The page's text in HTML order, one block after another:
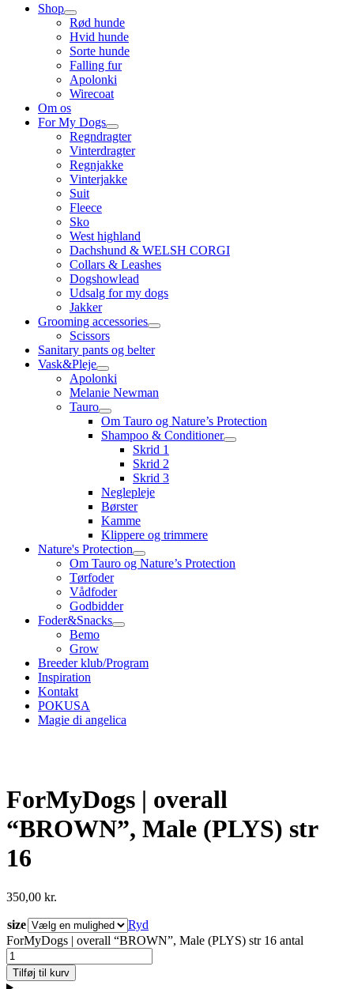
Shop
Rød hunde
Hvid hunde
Sorte hunde
Falling fur
Apolonki
Wirecoat
Om os
For My Dogs
Regndragter
Vinterdragter
Regnjakke
Vinterjakke
Suit
Fleece
Sko
West highland
Dachshund & WELSH CORGI
Collars & Leashes
Dogshowlead
Udsalg for my dogs
Jakker
Grooming accessories
Scissors
Sanitary pants og belter
Vask&Pleje
Apolonki
Melanie Newman
Tauro
Om Tauro og Nature’s Protection
Shampoo & Conditioner
Skrid 1
Skrid 2
Skrid 3
Neglepleje
Børster
Kamme
Klippere og trimmere
Nature's Protection
Om Tauro og Nature’s Protection
Tørfoder
Vådfoder
Godbidder
Foder&Snacks
Bemo
Grow
Breeder klub/Program
Inspiration
Kontakt
POKUSA
Magie di angelica
ForMyDogs | overall
“BROWN”, Male (PLYS) str
16
350,00 kr.
size
Ryd
ForMyDogs | overall “BROWN”, Male (PLYS) str 16 antal
Tilføj til kurv